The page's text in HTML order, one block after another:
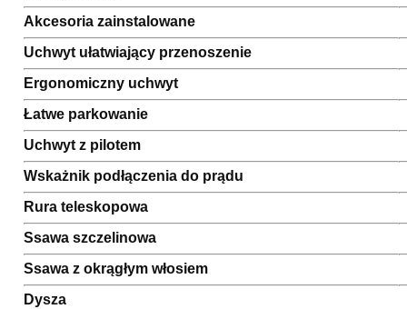
Akcesoria zainstalowane
Uchwyt ułatwiający przenoszenie
Ergonomiczny uchwyt
Łatwe parkowanie
Uchwyt z pilotem
Wskażnik podłączenia do prądu
Rura teleskopowa
Ssawa szczelinowa
Ssawa z okrągłym włosiem
Dysza